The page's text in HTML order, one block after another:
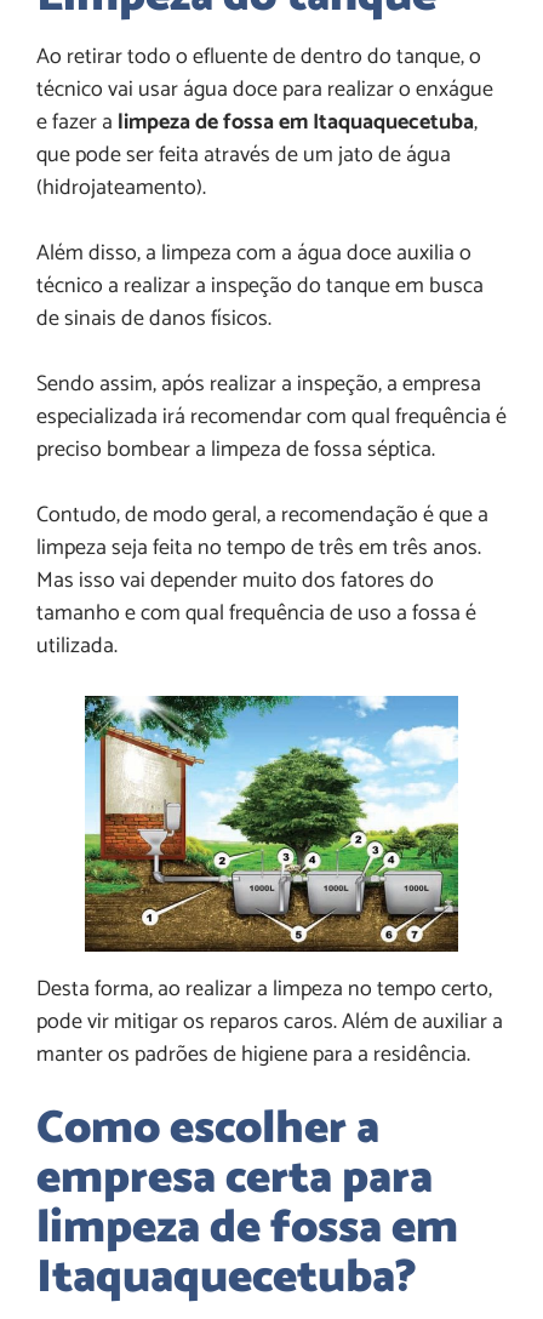
Ao retirar todo o efluente de dentro do tanque, o
técnico vai usar água doce para realizar o enxágue
e fazer a limpeza de fossa em Itaquaquecetuba,
que pode ser feita através de um jato de água
(hidrojateamento).
Além disso, a limpeza com a água doce auxilia o
técnico a realizar a inspeção do tanque em busca
de sinais de danos físicos.
Sendo assim, após realizar a inspeção, a empresa
especializada irá recomendar com qual frequência é
preciso bombear a limpeza de fossa séptica.
Contudo, de modo geral, a recomendação é que a
limpeza seja feita no tempo de três em três anos.
Mas isso vai depender muito dos fatores do
tamanho e com qual frequência de uso a fossa é
utilizada.
Desta forma, ao realizar a limpeza no tempo certo,
pode vir mitigar os reparos caros. Além de auxiliar a
manter os padrões de higiene para a residência.
Como escolher a
empresa certa para
limpeza de fossa em
Itaquaquecetuba?